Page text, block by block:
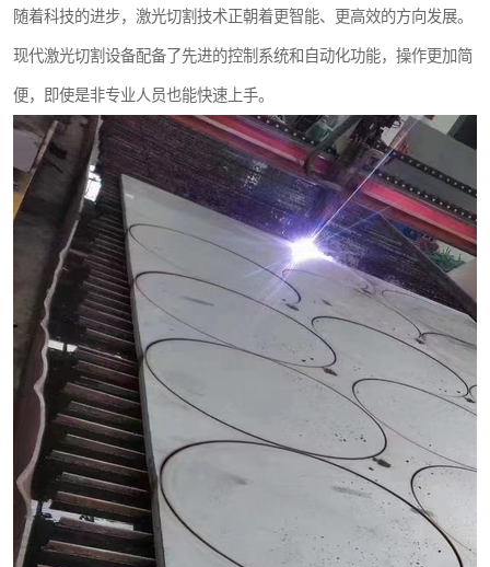
随着科技的进步，激光切割技术正朝着更智能、更高效的方向发展。
现代激光切割设备配备了先进的控制系统和自动化功能，操作更加简
便，即使是非专业人员也能快速上手。